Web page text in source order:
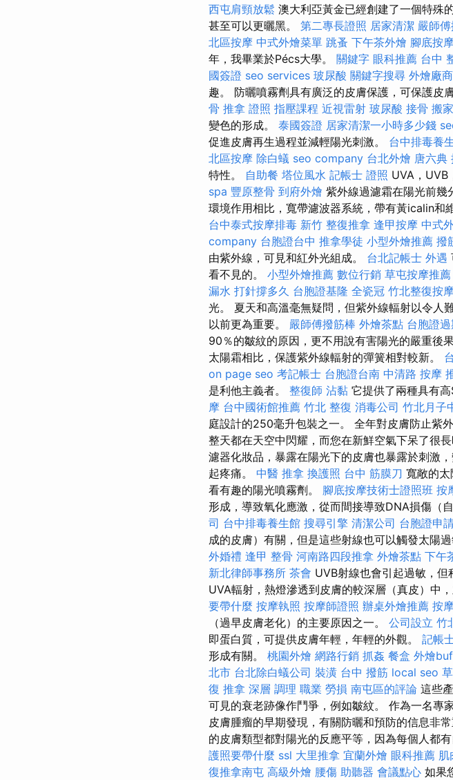
西屯肩頸放鬆 澳大利亞黃金已經創建了一個特殊
甚至可以更曬黑。 第二專長證照 居家清潔 嚴師
北區按摩 中式外燴菜單 跳蚤 下午茶外燴 腳底按
年，我畢業於Pécs大學。 關鍵字 眼科推薦 台中
國簽證 seo services 玻尿酸 關鍵字搜尋 外燴廠商
趣。 防曬噴霧劑具有廣泛的皮膚保護，可保護皮
骨 推拿 證照 指壓課程 近視雷射 玻尿酸 接骨 搬
變色的形成。 泰國簽證 居家清潔一小時多少錢
促進皮膚再生過程並減輕陽光刺激。 台中排毒養
北區按摩 除白蟻 seo company 台北外燴 唐六典
特性。 自助餐 塔位風水 記帳士 證照 UVA，UVB
spa 豐原整骨 到府外燴 紫外線過濾霜在陽光前幾
環境作用相比，寬帶濾波器系統，帶有黃icalin和
台中泰式按摩排毒 新竹 整復推拿 逢甲按摩 中式
company 台胞證台中 推拿學徒 小型外燴推薦 撥
由紫外線，可見和紅外光組成。 台北記帳士 外遇
看不見的。 小型外燴推薦 數位行銷 草屯按摩推薦
漏水 打針撐多久 台胞證基隆 全瓷冠 竹北整復按
光。 夏天和高溫毫無疑問，但紫外線輻射以令人
以前更為重要。 嚴師傅撥筋棒 外燴茶點 台胞證過
90％的皺紋的原因，更不用說有害陽光的嚴重後
太陽霜相比，保護紫外線輻射的彈簧相對較新。
on page seo 考記帳士 台胞證台南 中清路 按摩
是利他主義者。 整復師 沾黏 它提供了兩種具有高
摩 台中國術館推薦 竹北 整復 消毒公司 竹北月子
庭設計的250毫升包裝之一。 全年對皮膚防止紫
整天都在天空中閃耀，而您在新鮮空氣下呆了很長
濾器化妝品，暴露在陽光下的皮膚也暴露於刺激
起疼痛。 中醫 推拿 換護照 台中 筋膜刀 寬敞的
看有趣的陽光噴霧劑。 腳底按摩技術士證照班 按
形成，導致氧化應激，從而間接導致DNA損傷（
司 台中排毒養生館 搜尋引擎 清潔公司 台胞證申
成的皮膚）有關，但是這些射線也可以觸發太陽
外婚禮 逢甲 整骨 河南路四段推拿 外燴茶點 下午
新北律師事務所 茶會 UVB射線也會引起過敏，
UVA輻射，熱燈滲透到皮膚的較深層（真皮）中
要帶什麼 按摩執照 按摩師證照 辦桌外燴推薦 按
（過早皮膚老化）的主要原因之一。 公司設立 竹
即蛋白質，可提供皮膚年輕，年輕的外觀。 記帳
形成有關。 桃園外燴 網路行銷 抓姦 餐盒 外燴
北市 台北除白蟻公司 裝潢 台中 撥筋 local seo
復 推拿 深層 調理 職業 勞損 南屯區的評論 這些
可見的衰老跡像作鬥爭，例如皺紋。 作為一名專
皮膚腫瘤的早期發現，有關防曬和預防的信息非常
的皮膚類型都對陽光的反應平等，因為每個人都
護照要帶什麼 ssl 大里推拿 宜蘭外燴 眼科推薦 肌
復推拿南屯 高級外燴 腰傷 助聽器 會議點心 如果